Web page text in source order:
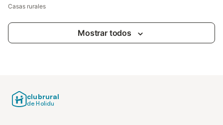
Casas rurales
Mostrar todos
clubrural
de Holidu